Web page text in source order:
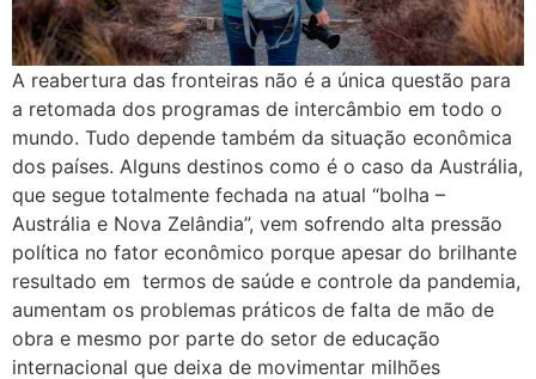
A reabertura das fronteiras não é a única questão para
a retomada dos programas de intercâmbio em todo o
mundo. Tudo depende também da situação econômica
dos países. Alguns destinos como é o caso da Austrália,
que segue totalmente fechada na atual “bolha –
Austrália e Nova Zelândia”, vem sofrendo alta pressão
política no fator econômico porque apesar do brilhante
resultado em termos de saúde e controle da pandemia,
aumentam os problemas práticos de falta de mão de
obra e mesmo por parte do setor de educação
internacional que deixa de movimentar milhões